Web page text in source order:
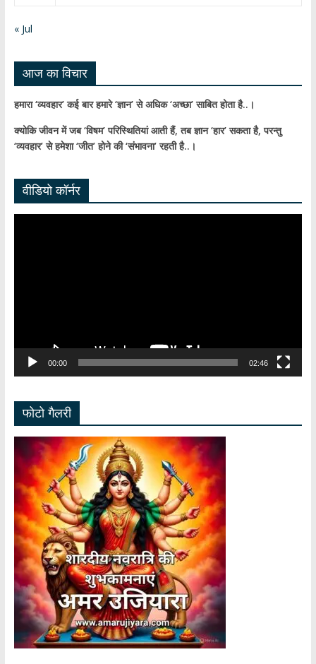
« Jul
आज का विचार
हमारा ‘व्यवहार’ कई बार हमारे ‘ज्ञान’ से अधिक ‘अच्छा’ साबित होता है..।
क्योकि जीवन में जब ‘विषम’ परिस्थितियां आती हैं,तब ज्ञान ‘हार’ सकता है,परन्तु
‘व्यवहार’ से हमेशा ‘जीत’ होने की ‘संभावना’ रहती है..।
वीडियो कॉर्नर
00:00 02:46
फोटो गैलरी